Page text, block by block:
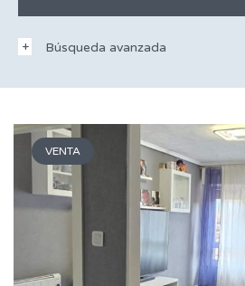
Búsqueda avanzada
VENTA